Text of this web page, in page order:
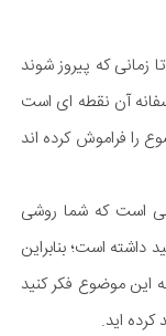
زمانی که پیروز شوند
آن نقطه ای است
را فراموش کرده اند
است که شما روشی
داشته است؛ بنابراین
این موضوع فکر کنید
اید.